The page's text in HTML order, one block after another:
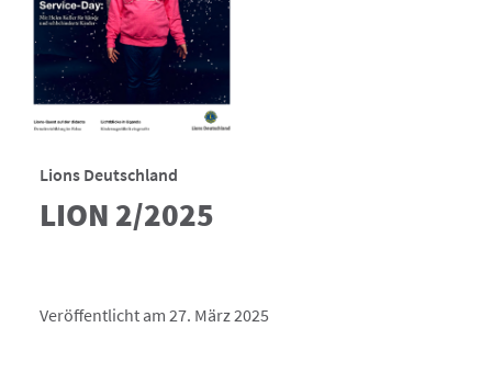
Lions Deutschland
LION 2/2025
Veröffentlicht am 27. März 2025